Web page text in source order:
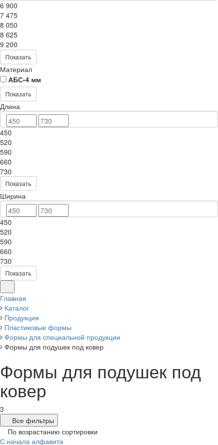
6 900
7 475
8 050
8 625
9 200
Показать
Материал
АБС-4 мм
Показать
Длина
450
520
590
660
730
Показать
Ширина
450
520
590
660
730
Показать
Главная
Каталог
Продукция
Пластиковые формы
Формы для специальной продукции
Формы для подушек под ковер
Формы для подушек под
ковер
3
Все фильтры
По возрастанию сортировки
С начала алфавита